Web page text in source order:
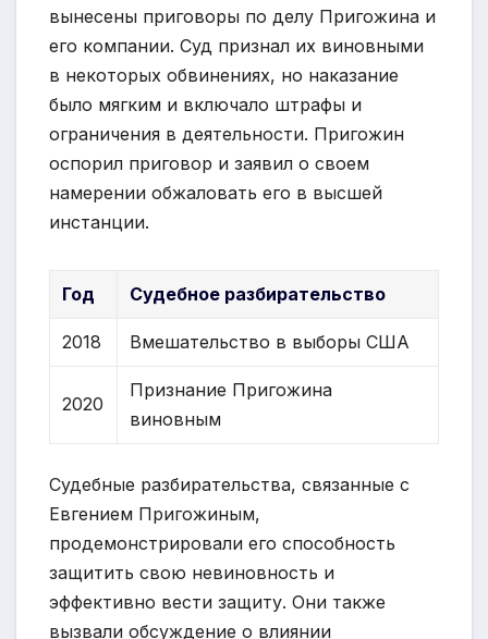
вынесены приговоры по делу Пригожина и
его компании. Суд признал их виновными
в некоторых обвинениях, но наказание
было мягким и включало штрафы и
ограничения в деятельности. Пригожин
оспорил приговор и заявил о своем
намерении обжаловать его в высшей
инстанции.
Год Судебное разбирательство
2018 Вмешательство в выборы США
2020
Признание Пригожина
виновным
Судебные разбирательства, связанные с
Евгением Пригожиным,
продемонстрировали его способность
защитить свою невиновность и
эффективно вести защиту. Они также
вызвали обсуждение о влиянии